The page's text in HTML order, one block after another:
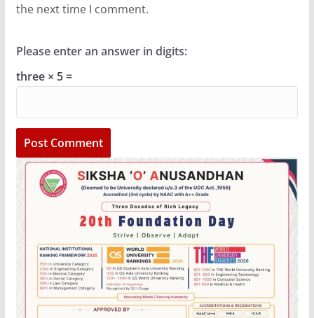
the next time I comment.
Please enter an answer in digits:
three × 5 =